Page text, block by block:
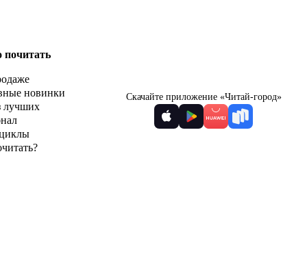
почитать
новинки
лучших
Скачайте приложение «Читай-город»